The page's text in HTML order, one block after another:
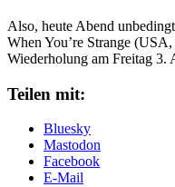
Also, heute Abend
When You’re Strange
Wiederholung am Freitag 3.
Teilen mit:
Bluesky
Mastodon
Facebook
E-Mail